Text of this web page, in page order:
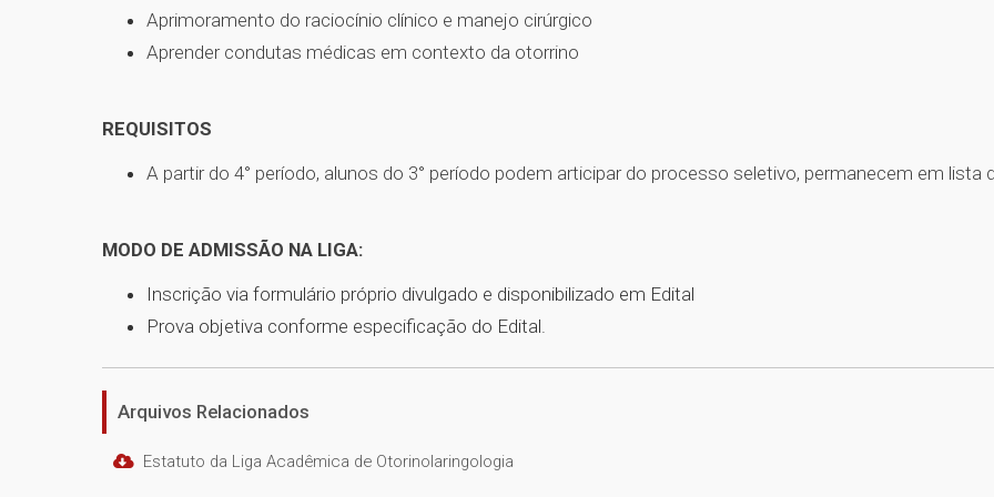
Aprimoramento do raciocínio clínico e manejo cirúrgico
Aprender condutas médicas em contexto da otorrino
REQUISITOS
A partir do 4° período, alunos do 3° período podem articipar do processo seletivo, permanecem em lista
MODO DE ADMISSÃO NA LIGA:
Inscrição via formulário próprio divulgado e disponibilizado em Edital
Prova objetiva conforme especificação do Edital.
Arquivos Relacionados
Estatuto da Liga Acadêmica de Otorinolaringologia